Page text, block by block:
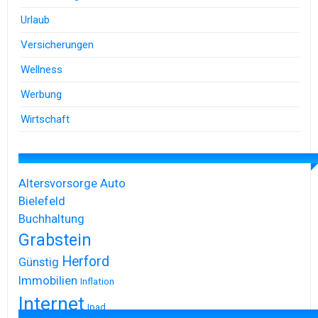
Urlaub
Versicherungen
Wellness
Werbung
Wirtschaft
Altersvorsorge Auto
Bielefeld
Buchhaltung
Grabstein
Günstig Herford
Immobilien Inflation
Internet Ipad